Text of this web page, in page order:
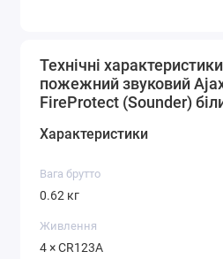
Технічні
пожежний звуковий
FireProtect (Sounder)
Характеристики
Вага брутто
0.62 кг
Живлення
4 × CR123A